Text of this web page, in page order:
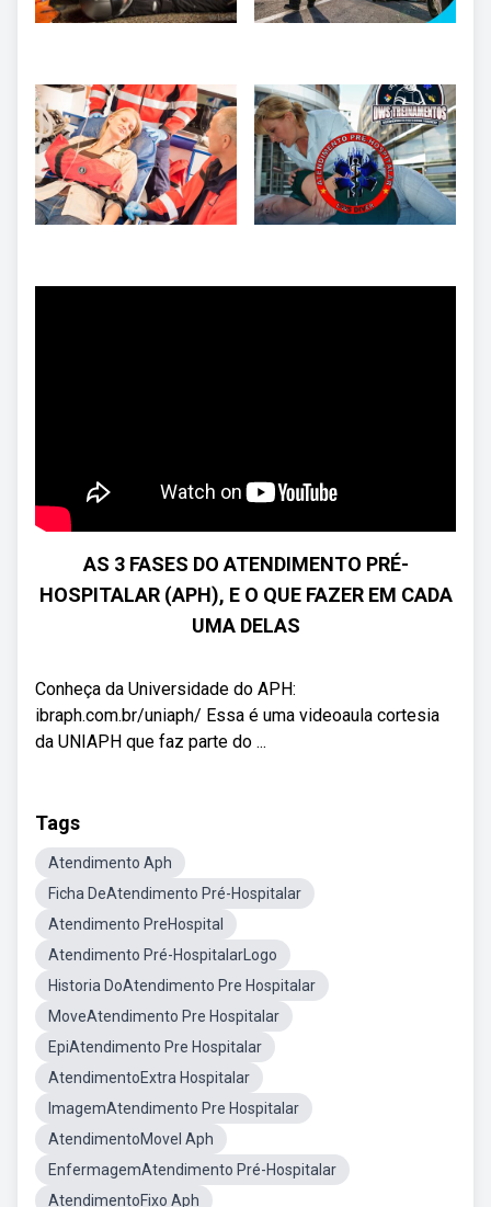
AS 3 FASES DO ATENDIMENTO PRÉ-
HOSPITALAR (APH), E O QUE FAZER EM CADA
UMA DELAS
Conheça da Universidade do APH:
ibraph.com.br/uniaph/ Essa é uma videoaula cortesia
da UNIAPH que faz parte do ...
Tags
Atendimento Aph
Ficha DeAtendimento Pré-Hospitalar
Atendimento PreHospital
Atendimento Pré-HospitalarLogo
Historia DoAtendimento Pre Hospitalar
MoveAtendimento Pre Hospitalar
EpiAtendimento Pre Hospitalar
AtendimentoExtra Hospitalar
ImagemAtendimento Pre Hospitalar
AtendimentoMovel Aph
EnfermagemAtendimento Pré-Hospitalar
AtendimentoFixo Aph